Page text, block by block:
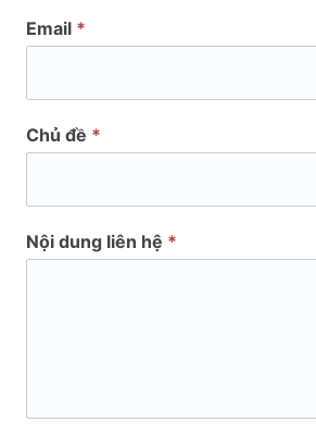
Email *
Chủ đề *
Nội dung liên hệ *